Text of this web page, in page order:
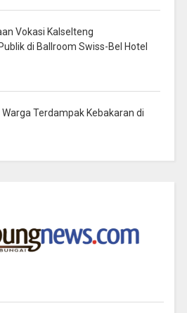
Vokasi Kalselteng
di Ballroom Swiss-Bel Hotel
Terdampak Kebakaran di